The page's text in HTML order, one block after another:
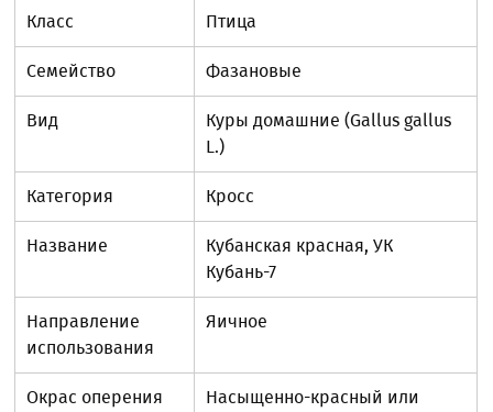
Класс Птица
Семейство Фазановые
Вид
Куры домашние (Gallus gallus
L.)
Категория Кросс
Название
Кубанская красная, УК
Кубань-7
Направление
использования
Яичное
Окрас оперения
Насыщенно-красный или